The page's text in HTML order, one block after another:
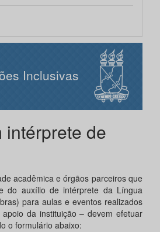
Inclusivas
intérprete de
acadêmica e órgãos parceiros que
do auxílio de intérprete da Língua
para aulas e eventos realizados
da instituição – devem efetuar
o formulário abaixo: